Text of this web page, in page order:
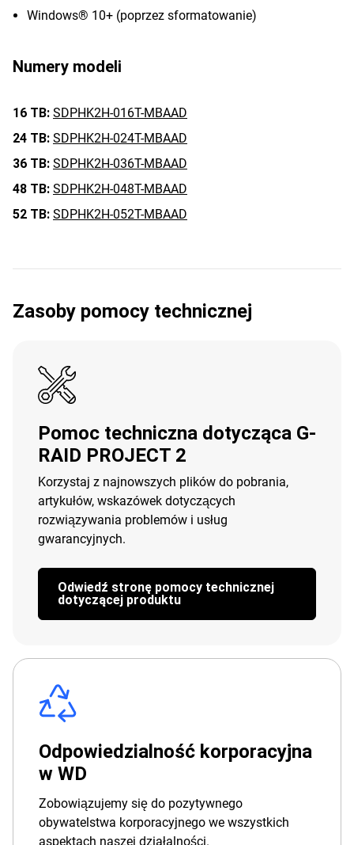
Windows® 10+ (poprzez sformatowanie)
Numery modeli
16 TB: SDPHK2H-016T-MBAAD
24 TB: SDPHK2H-024T-MBAAD
36 TB: SDPHK2H-036T-MBAAD
48 TB: SDPHK2H-048T-MBAAD
52 TB: SDPHK2H-052T-MBAAD
Zasoby pomocy technicznej
Pomoc techniczna dotycząca G-
RAID PROJECT 2
Korzystaj z najnowszych plików do pobrania,
artykułów, wskazówek dotyczących
rozwiązywania problemów i usług
gwarancyjnych.
Odwiedź stronę pomocy technicznej
dotyczącej produktu
Odpowiedzialność korporacyjna
w WD
Zobowiązujemy się do pozytywnego
obywatelstwa korporacyjnego we wszystkich
aspektach naszej działalności.